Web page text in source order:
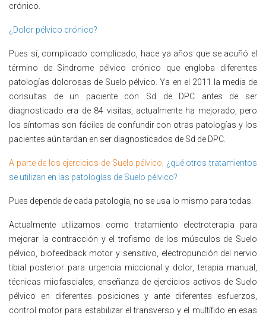
crónico.
¿Dolor pélvico crónico?
Pues sí, complicado complicado, hace ya años que se acuñó el
término de Síndrome pélvico crónico que engloba diferentes
patologías dolorosas de Suelo pélvico. Ya en el 2011 la media de
consultas de un paciente con Sd de DPC antes de ser
diagnosticado era de 84 visitas, actualmente ha mejorado, pero
los síntomas son fáciles de confundir con otras patologías y los
pacientes aún tardan en ser diagnosticados de Sd de DPC.
A parte de los ejercicios de Suelo pélvico, ¿qué otros tratamientos
se utilizan en las patologías de Suelo pélvico?
Pues depende de cada patología, no se usa lo mismo para todas.
Actualmente utilizamos como tratamiento electroterapia para
mejorar la contracción y el trofismo de los músculos de Suelo
pélvico, biofeedback motor y sensitivo, electropunción del nervio
tibial posterior para urgencia miccional y dolor, terapia manual,
técnicas miofasciales, enseñanza de ejercicios activos de Suelo
pélvico en diferentes posiciones y ante diferentes esfuerzos,
control motor para estabilizar el transverso y el multífido en esas